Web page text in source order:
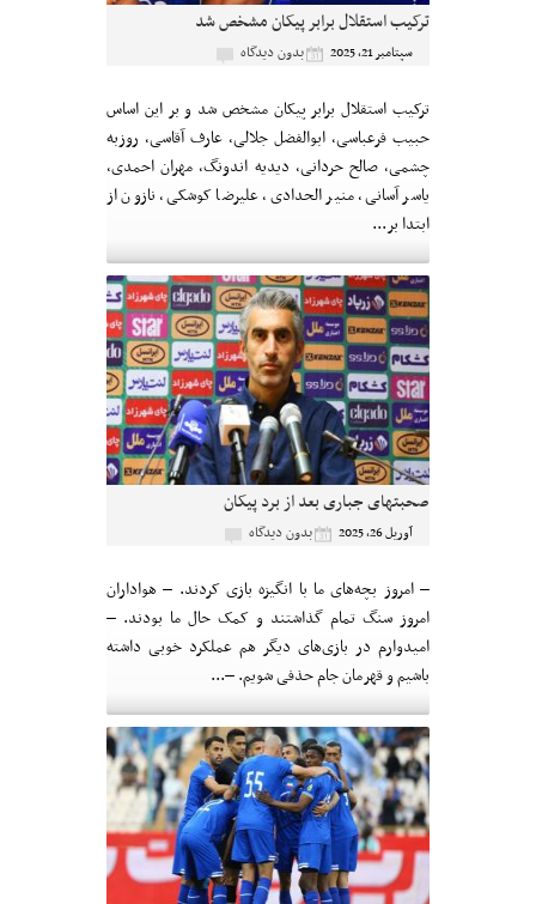
ترکیب استقلال برابر پیکان مشخص شد
سپتامبر 21, 2025 بدون دیدگاه
ترکیب استقلال برابر پیکان مشخص شد و بر این اساس
حبیب فرعباسی، ابوالفضل جلالی، عارف آقاسی، روزبه
چشمی، صالح حردانی، دیدیه اندونگ، مهران احمدی،
یاسر آسانی، منیر الحدادی، علیرضا کوشکی، نازون از
ابتدا بر...
صحبتهای جباری بعد از برد پیکان
آوریل 26, 2025 بدون دیدگاه
– امروز بچه‌های ما با انگیزه بازی کردند. – هواداران
امروز سنگ تمام گذاشتند و کمک حال ما بودند. –
امیدوارم در بازی‌های دیگر هم عملکرد خوبی داشته
باشیم و قهرمان جام حذفی شویم. –...